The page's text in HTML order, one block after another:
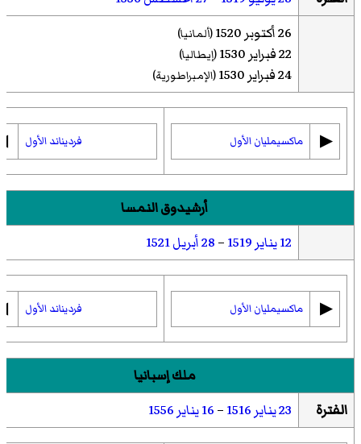
26 أكتوبر 1520
(ألمانيا)
22 فبراير 1530 (إيطاليا)
24 فبراير 1530 (الإمبراطورية)
▶︎ ماكسيمليان الأول فرديناند الأول
أرشيدوق النمسا
12 يناير
1519
–28 أبريل 1521
▶︎ ماكسيمليان الأول فرديناند الأول
ملك إسبانيا
الفترة
23 يناير 1516
–16 يناير 1556